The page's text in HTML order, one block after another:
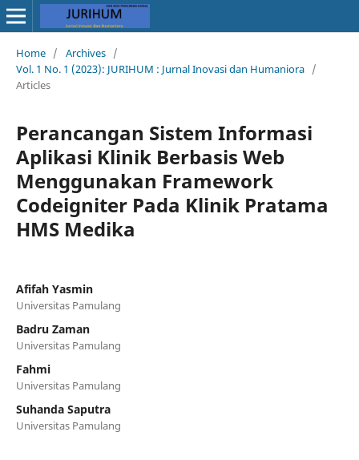
Home / Archives /
Vol. 1 No. 1 (2023): JURIHUM : Jurnal Inovasi dan Humaniora /
Articles
Perancangan Sistem Informasi
Aplikasi Klinik Berbasis Web
Menggunakan Framework
Codeigniter Pada Klinik Pratama
HMS Medika
Afifah Yasmin
Universitas Pamulang
Badru Zaman
Universitas Pamulang
Fahmi
Universitas Pamulang
Suhanda Saputra
Universitas Pamulang